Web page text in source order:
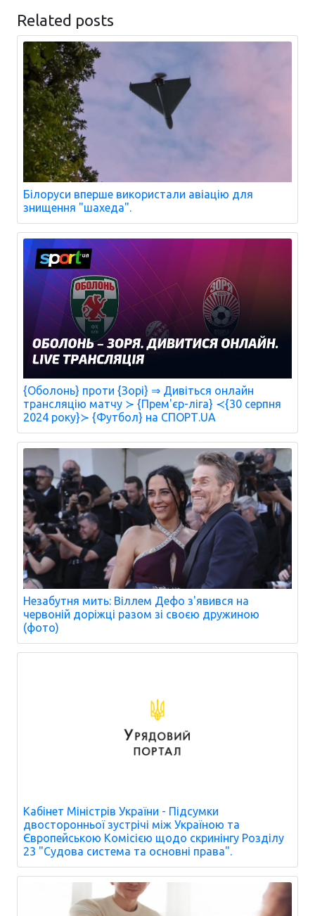
Related posts
Білоруси вперше використали авіацію для
знищення "шахеда".
{Оболонь} проти {Зорі} ⇒ Дивіться онлайн
трансляцію матчу ≻ {Прем'єр-ліга} ≺{30 серпня
2024 року}≻ {Футбол} на СПОРТ.UA
Незабутня мить: Віллем Дефо з'явився на
червоній доріжці разом зі своєю дружиною
(фото)
Кабінет Міністрів України - Підсумки
двосторонньої зустрічі між Україною та
Європейською Комісією щодо скринінгу Розділу
23 "Судова система та основні права".